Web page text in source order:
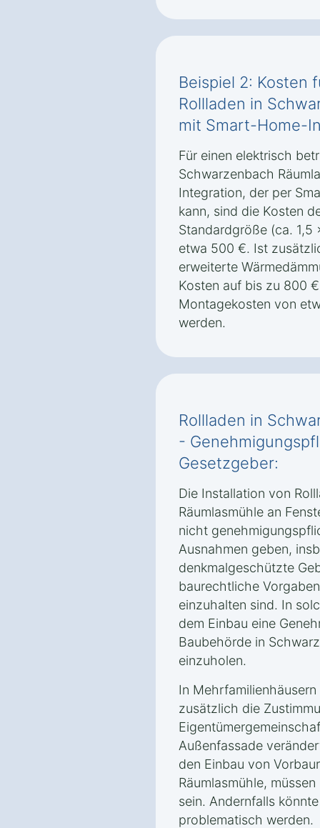
Beispiel 2: Kosten
Rollladen in
mit Smart-Home-
Für einen elektrisch
Schwarzenbach
Integration, der per
kann, sind die Kosten
Standardgröße (ca. 1,5
etwa 500 €. Ist
erweiterte
Kosten auf bis zu 800
Montagekosten von
werden.
Rollladen in
-
Gesetzgeber:
Die Installation von
Räumlasmühle an
nicht
Ausnahmen geben,
denkmalgeschützte
baurechtliche
einzuhalten sind. In
dem Einbau eine
Baubehörde in
einzuholen.
In
zusätzlich die
Außenfassade
den Einbau von
Räumlasmühle,
sein. Andernfalls
problematisch werden.